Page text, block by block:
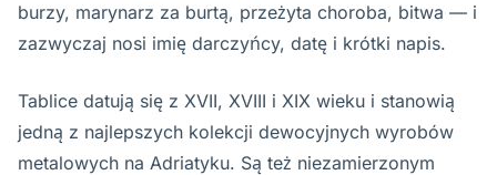
burzy, marynarz za burtą, przeżyta choroba, bitwa — i
zazwyczaj nosi imię darczyńcy, datę i krótki napis.
Tablice datują się z XVII, XVIII i XIX wieku i stanowią
jedną z najlepszych kolekcji dewocyjnych wyrobów
metalowych na Adriatyku. Są też niezamierzonym